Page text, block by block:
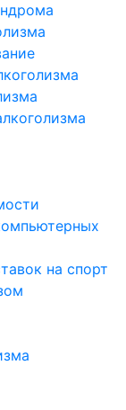
на спорт